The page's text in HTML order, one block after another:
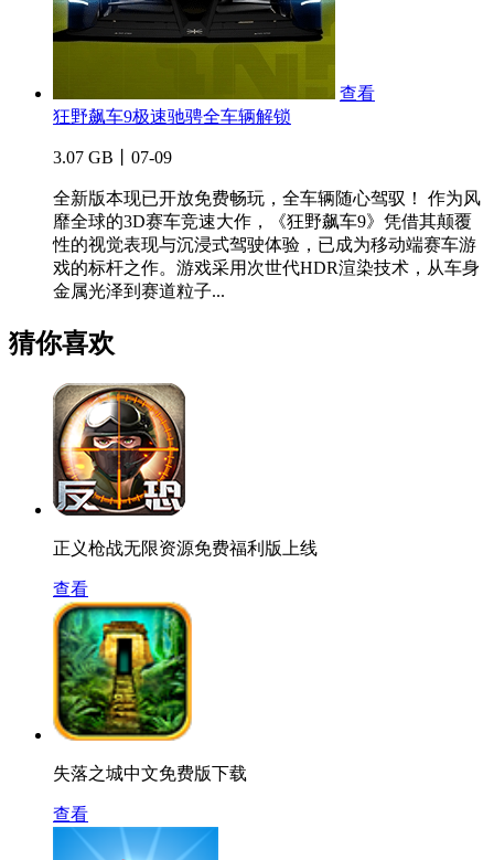
查看
狂野飙车9极速驰骋全车辆解锁
3.07 GB丨07-09
全新版本现已开放免费畅玩，全车辆随心驾驭！ 作为风
靡全球的3D赛车竞速大作，《狂野飙车9》凭借其颠覆
性的视觉表现与沉浸式驾驶体验，已成为移动端赛车游
戏的标杆之作。游戏采用次世代HDR渲染技术，从车身
金属光泽到赛道粒子...
猜你喜欢
正义枪战无限资源免费福利版上线
查看
失落之城中文免费版下载
查看